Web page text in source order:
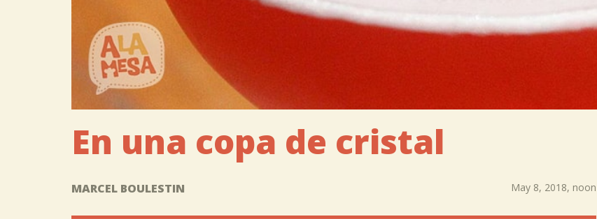
En una copa de cristal
MARCEL BOULESTIN May 8, 2018, noon